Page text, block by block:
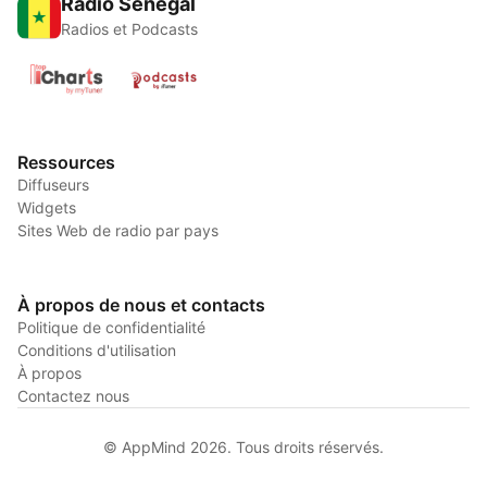
Radios et Podcasts
Ressources
Diffuseurs
Widgets
Sites Web de radio par pays
À propos de nous et contacts
Politique de confidentialité
Conditions d'utilisation
À propos
Contactez nous
© AppMind 2026. Tous droits réservés.